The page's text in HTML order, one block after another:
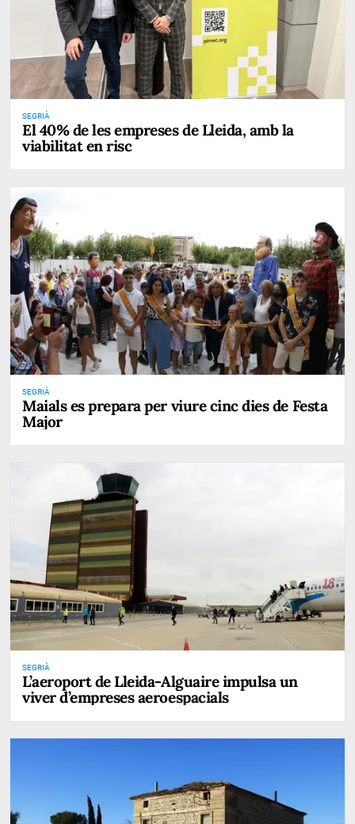
SEGRIÀ
El 40% de les empreses de Lleida, amb la
viabilitat en risc
SEGRIÀ
Maials es prepara per viure cinc dies de Festa
Major
SEGRIÀ
L’aeroport de Lleida-Alguaire impulsa un
viver d’empreses aeroespacials